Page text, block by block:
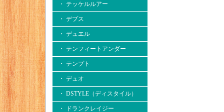
・ テッケルルアー
・ デプス
・ デュエル
・ テンフィートアンダー
・ テンプト
・ デュオ
・ DSTYLE（ディスタイル）
・ ドランクレイジー